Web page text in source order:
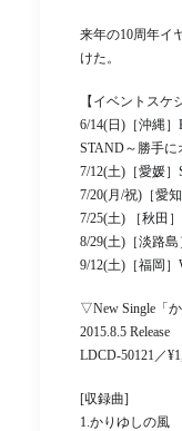
来年の10周年イ
けた。
【イベントスケ
6/14(日)［沖縄
STAND～勝手に
7/12(土)［愛媛］
7/20(月/祝)［愛
7/25(土) ［秋田
8/29(土)［淡路島
9/12(土)［福岡］
▽New Single「か
2015.8.5 Release
LDCD-50121／
[収録曲]
1.かりゆしの風